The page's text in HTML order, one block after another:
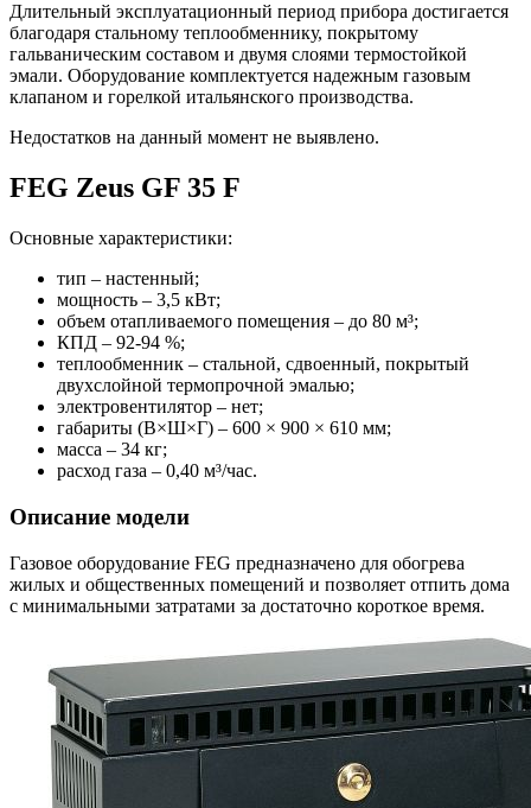
Длительный эксплуатационный период прибора достигается
благодаря стальному теплообменнику, покрытому
гальваническим составом и двумя слоями термостойкой
эмали. Оборудование комплектуется надежным газовым
клапаном и горелкой итальянского производства.
Недостатков на данный момент не выявлено.
FEG Zeus GF 35 F
Основные характеристики:
тип – настенный;
мощность – 3,5 кВт;
объем отапливаемого помещения – до 80 м³;
КПД – 92-94 %;
теплообменник – стальной, сдвоенный, покрытый
двухслойной термопрочной эмалью;
электровентилятор – нет;
габариты (В×Ш×Г) – 600 × 900 × 610 мм;
масса – 34 кг;
расход газа – 0,40 м³/час.
Описание модели
Газовое оборудование FEG предназначено для обогрева
жилых и общественных помещений и позволяет отпить дома
с минимальными затратами за достаточно короткое время.